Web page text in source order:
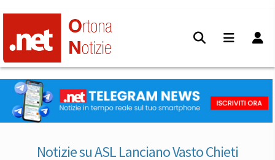
Notizie su ASL Lanciano Vasto Chieti